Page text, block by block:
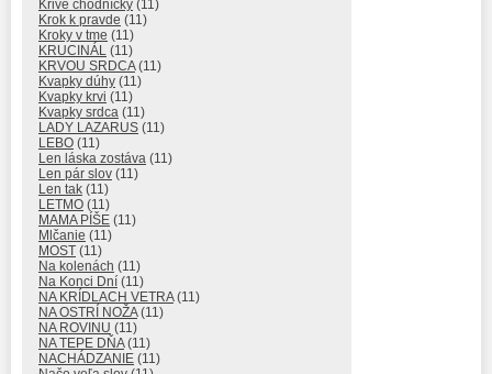
Krivé chodníčky (11)
Krok k pravde (11)
Kroky v tme (11)
KRUCINÁL (11)
KRVOU SRDCA(11)
Kvapky dúhy (11)
Kvapky krvi (11)
Kvapky srdca (11)
LADY LAZARUS (11)
LEBO (11)
Len láska zostáva (11)
Len pár slov (11)
Len tak (11)
LETMO (11)
MAMA PÍŠE (11)
Mlčanie (11)
MOST (11)
Na kolenách (11)
Na Konci Dní (11)
NA KRÍDLACH VETRA(11)
NA OSTRÍ NOŽA(11)
NA ROVINU (11)
NA TEPE DŇA(11)
NACHÁDZANIE (11)